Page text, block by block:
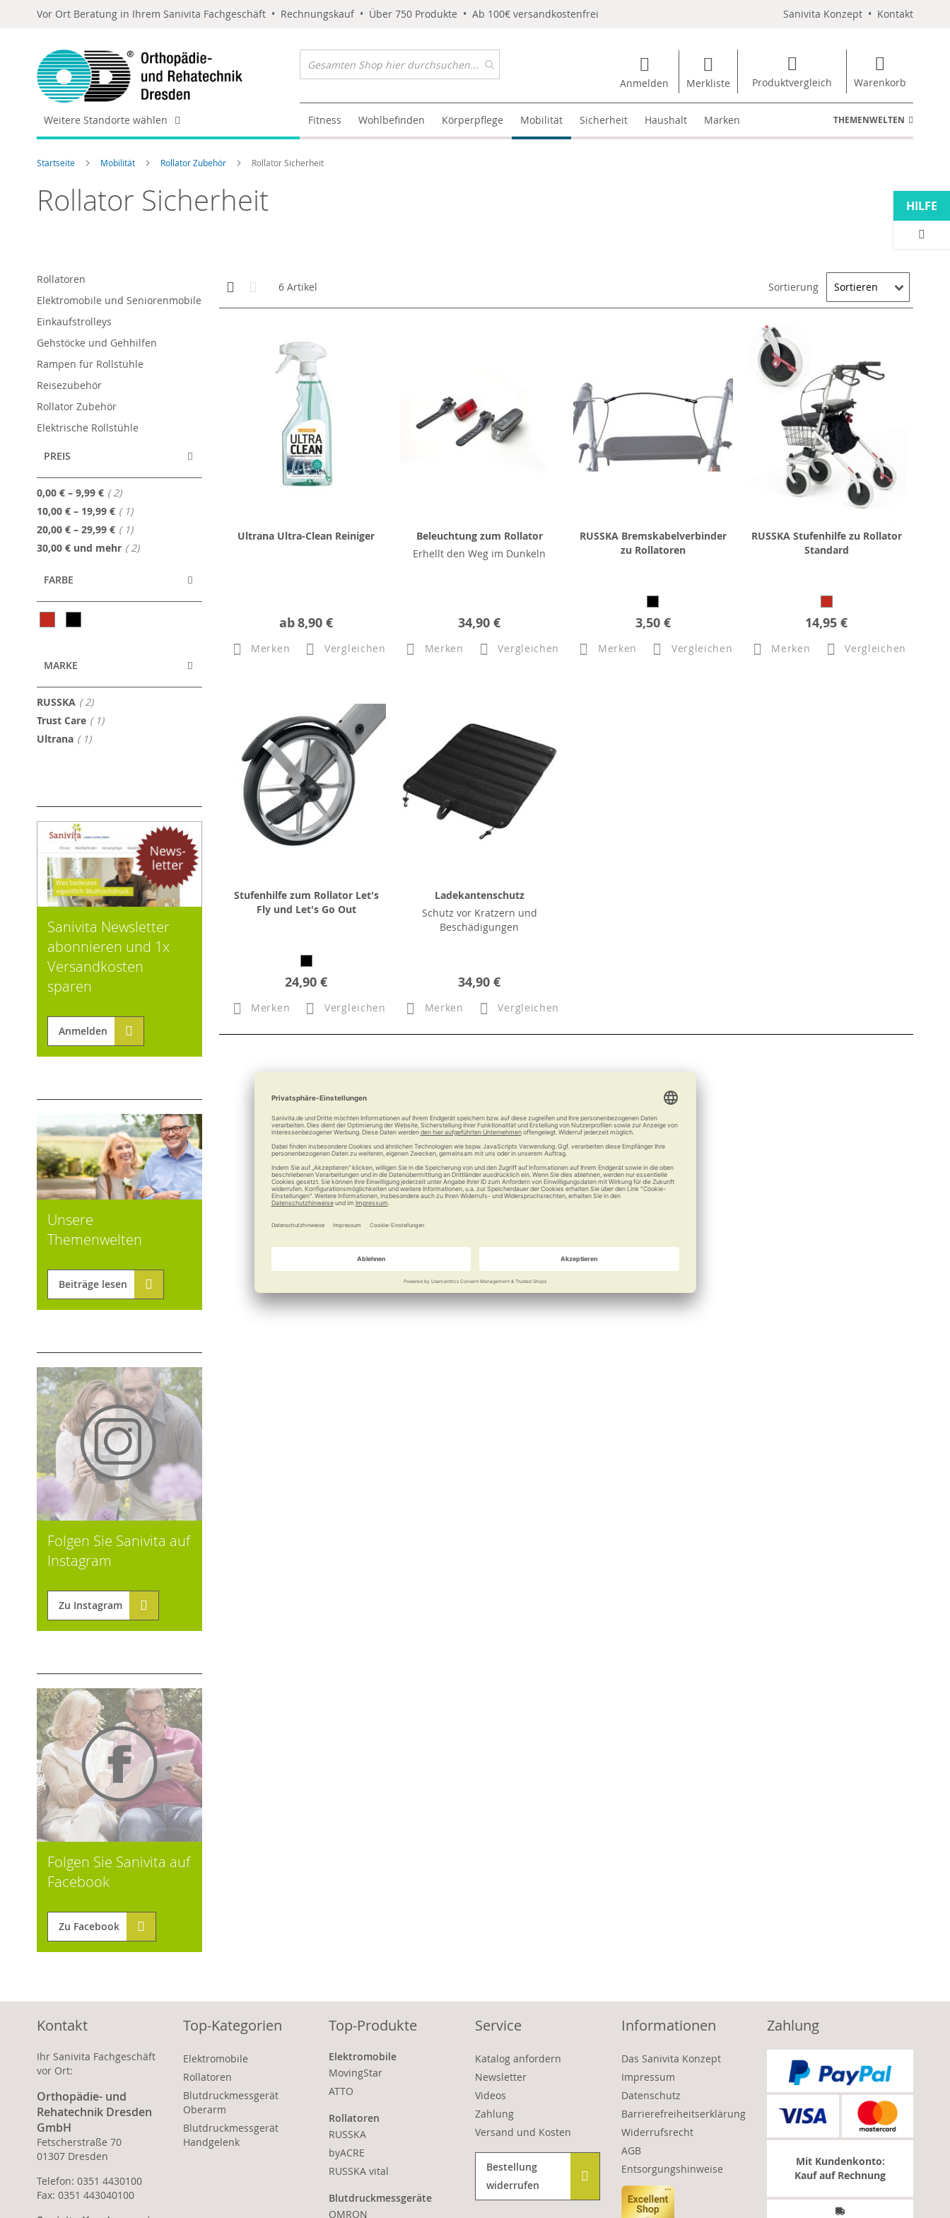
Vor Ort Beratung in Ihrem Sanivita Fachgeschäft • Rechnungskauf • Über 750 Produkte • Ab 100€ versandkostenfrei Sanivita Konzept • Kontakt
Anmelden Merkliste Produktvergleich Warenkorb
Weitere Standorte wählen Fitness Wohlbefinden Körperpflege Mobilität Sicherheit Haushalt Marken THEMENWELTEN
Startseite Mobilität Rollator Zubehör Rollator Sicherheit
Rollator Sicherheit
Anzeigen
als
Kachelansicht
Liste6 Artikel Sortierung
Ultrana Ultra-Clean Reiniger
ab8,90 €
Merken Vergleichen
Beleuchtung zum Rollator
Erhellt den Weg im Dunkeln
34,90 €
Merken Vergleichen
RUSSKA Bremskabelverbinder
zu Rollatoren
3,50 €
Merken Vergleichen
RUSSKA Stufenhilfe zu Rollator
Standard
14,95 €
Merken Vergleichen
Stufenhilfe zum Rollator Let's
Fly und Let's Go Out
24,90 €
Merken Vergleichen
Ladekantenschutz
Schutz vor Kratzern und
Beschädigungen
34,90 €
Merken Vergleichen
Rollatoren
Elektromobile und Seniorenmobile
Einkaufstrolleys
Gehstöcke und Gehhilfen
Rampen für Rollstühle
Reisezubehör
Rollator Zubehör
Elektrische Rollstühle
PREIS
0,00 € – 9,99 € 2Artikel
10,00 € – 19,99 € 1Artikel
20,00 € – 29,99 € 1Artikel
30,00 € und mehr 2Artikel
FARBE
MARKE
RUSSKA 2Artikel
Trust Care 1Artikel
Ultrana 1Artikel
Sanivita Newsletter
abonnieren und 1x
Versandkosten
sparen
Anmelden
Unsere
Themenwelten
Beiträge lesen
Folgen Sie Sanivita auf
Instagram
Zu Instagram
Folgen Sie Sanivita auf
Facebook
Zu Facebook
HILFE
Kontakt
Ihr Sanivita Fachgeschäft
vor Ort:
Orthopädie- und
Rehatechnik Dresden
GmbH
Fetscherstraße 70
01307 Dresden
Telefon: 0351 4430100
Fax: 0351 443040100
Top-Kategorien
Elektromobile
Rollatoren
Blutdruckmessgerät
Oberarm
Blutdruckmessgerät
Handgelenk
Top-Produkte
Elektromobile
MovingStar
ATTO
Rollatoren
RUSSKA
byACRE
RUSSKA vital
Blutdruckmessgeräte
OMRON
Service
Katalog anfordern
Newsletter
Videos
Zahlung
Versand und Kosten
Bestellung
widerrufen
Informationen
Das Sanivita Konzept
Impressum
Datenschutz
Barrierefreiheitserklärung
Widerrufsrecht
AGB
Entsorgungshinweise
Zahlung
Mit Kundenkonto:
Kauf auf Rechnung